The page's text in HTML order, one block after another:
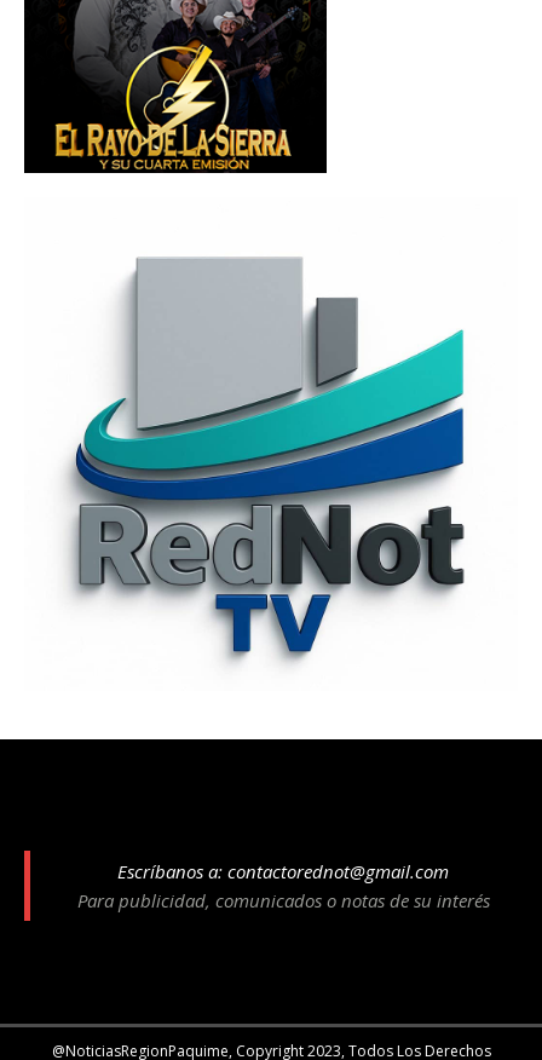
Escríbanos a: contactorednot@gmail.com
Para publicidad, comunicados o notas de su interés
@NoticiasRegionPaquime, Copyright 2023, Todos Los Derechos